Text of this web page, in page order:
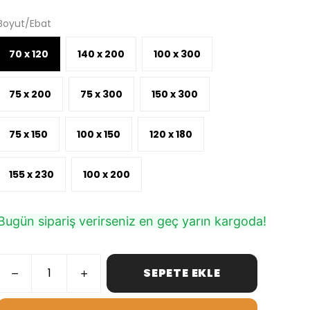
Ebat
70 x 120 140 x 200 100 x 300
75 x 200 75 x 300 150 x 300
75 x 150 100 x 150 120 x 180
155 x 230 100 x 200
sipariş verirseniz en geç yarın kargoda!
SEPETE EKLE